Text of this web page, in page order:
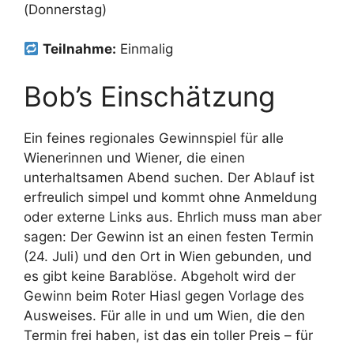
(Donnerstag)
Teilnahme: Einmalig
Bob’s Einschätzung
Ein feines regionales Gewinnspiel für alle
Wienerinnen und Wiener, die einen
unterhaltsamen Abend suchen. Der Ablauf ist
erfreulich simpel und kommt ohne Anmeldung
oder externe Links aus. Ehrlich muss man aber
sagen: Der Gewinn ist an einen festen Termin
(24. Juli) und den Ort in Wien gebunden, und
es gibt keine Barablöse. Abgeholt wird der
Gewinn beim Roter Hiasl gegen Vorlage des
Ausweises. Für alle in und um Wien, die den
Termin frei haben, ist das ein toller Preis – für